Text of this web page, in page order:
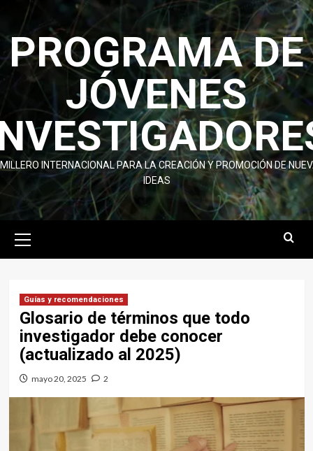
content
PROGRAMA DE
JÓVENES
INTERNACIONAL PARA LA CREACIÓN Y PROMOCIÓN DE
IDEAS
Menu
Guías y recomendaciones
Glosario de términos que todo
investigador debe conocer
(actualizado al 2025)
mayo 20, 2025 2